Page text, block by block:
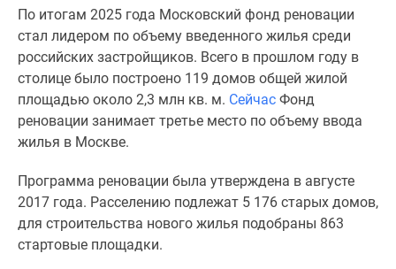
комнатные
комнатные
Квартиры
карте
Ипотечный
Семейная
ипотека
Военная
ипотека
По итогам 2025 года Московский фонд реновации
стал лидером по объему введенного жилья среди
российских застройщиков. Всего в прошлом году в
столице было построено 119 домов общей жилой
площадью около 2,3 млн кв. м. Сейчас Фонд
реновации занимает третье место по объему ввода
жилья в Москве.
Программа реновации была утверждена в августе
2017 года. Расселению подлежат 5 176 старых домов,
для строительства нового жилья подобраны 863
стартовые площадки.